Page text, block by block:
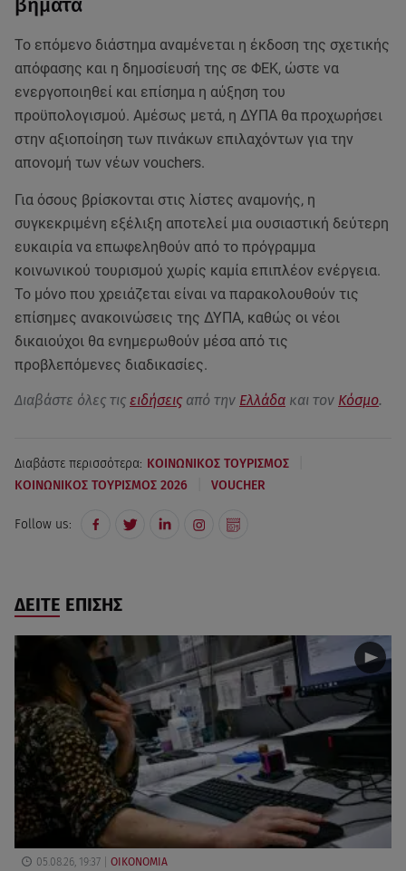
βήματα
Το επόμενο διάστημα αναμένεται η έκδοση της σχετικής
απόφασης και η δημοσίευσή της σε ΦΕΚ, ώστε να
ενεργοποιηθεί και επίσημα η αύξηση του
προϋπολογισμού. Αμέσως μετά, η ΔΥΠΑ θα προχωρήσει
στην αξιοποίηση των πινάκων επιλαχόντων για την
απονομή των νέων vouchers.
Για όσους βρίσκονται στις λίστες αναμονής, η
συγκεκριμένη εξέλιξη αποτελεί μια ουσιαστική δεύτερη
ευκαιρία να επωφεληθούν από το πρόγραμμα
κοινωνικού τουρισμού χωρίς καμία επιπλέον ενέργεια.
Το μόνο που χρειάζεται είναι να παρακολουθούν τις
επίσημες ανακοινώσεις της ΔΥΠΑ, καθώς οι νέοι
δικαιούχοι θα ενημερωθούν μέσα από τις
προβλεπόμενες διαδικασίες.
Διαβάστε όλες τις ειδήσεις από την Ελλάδα και τον Κόσμο.
Διαβάστε περισσότερα: ΚΟΙΝΩΝΙΚΟΣ ΤΟΥΡΙΣΜΟΣ
ΚΟΙΝΩΝΙΚΟΣ ΤΟΥΡΙΣΜΟΣ 2026 VOUCHER
Follow us:
ΔΕΙΤΕ ΕΠΙΣΗΣ
05.08.26, 19:37 ΟΙΚΟΝΟΜΙΑ